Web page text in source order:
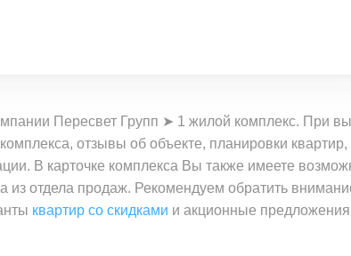
Пересвет Групп ➤ 1 жилой комплекс. При
отзывы об объекте, планировки квартир,
В карточке комплекса Вы также имеете
из отдела продаж. Рекомендуем обратить
квартир со скидками и акционные